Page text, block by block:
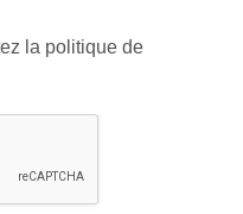
la politique de